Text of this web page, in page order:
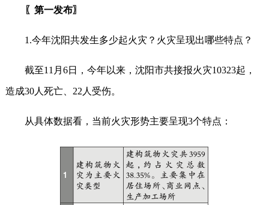
〖第一发布〗
1.今年沈阳共发生多少起火灾？火灾呈现出哪些特点？
截至11月6日，今年以来，沈阳市共接报火灾10323起，
造成30人死亡、22人受伤。
从具体数据看，当前火灾形势主要呈现3个特点：